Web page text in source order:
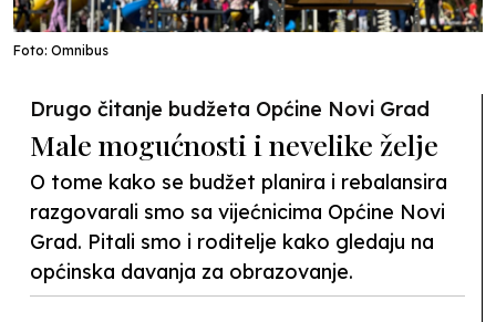
Foto: Omnibus
Drugo čitanje budžeta Općine Novi Grad
Male mogućnosti i nevelike želje
O tome kako se budžet planira i rebalansira
razgovarali smo sa vijećnicima Općine Novi
Grad. Pitali smo i roditelje kako gledaju na
općinska davanja za obrazovanje.